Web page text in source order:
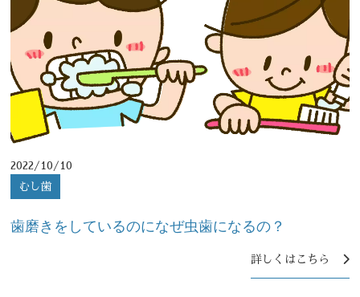
Instagram
2022/10/10
むし歯
歯磨きをしているのになぜ虫歯になるの？
詳しくはこちら